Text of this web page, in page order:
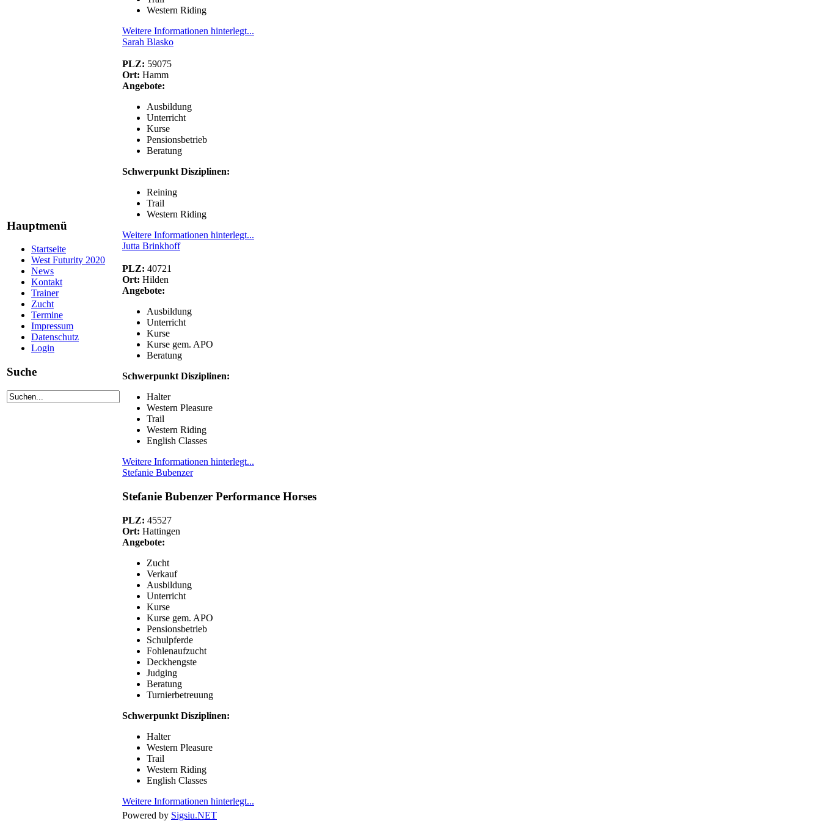
Hauptmenü
Startseite
West Futurity 2020
News
Kontakt
Trainer
Zucht
Termine
Impressum
Datenschutz
Login
Suche
Western Riding
Weitere Informationen hinterlegt...
Sarah Blasko
PLZ: 59075
Ort: Hamm
Angebote:
Ausbildung
Unterricht
Kurse
Pensionsbetrieb
Beratung
Schwerpunkt Disziplinen:
Reining
Trail
Western Riding
Weitere Informationen hinterlegt...
Jutta Brinkhoff
PLZ: 40721
Ort: Hilden
Angebote:
Ausbildung
Unterricht
Kurse
Kurse gem. APO
Beratung
Schwerpunkt Disziplinen:
Halter
Western Pleasure
Trail
Western Riding
English Classes
Weitere Informationen hinterlegt...
Stefanie Bubenzer
Stefanie Bubenzer Performance Horses
PLZ: 45527
Ort: Hattingen
Angebote:
Zucht
Verkauf
Ausbildung
Unterricht
Kurse
Kurse gem. APO
Pensionsbetrieb
Schulpferde
Fohlenaufzucht
Deckhengste
Judging
Beratung
Turnierbetreuung
Schwerpunkt Disziplinen:
Halter
Western Pleasure
Trail
Western Riding
English Classes
Weitere Informationen hinterlegt...
Powered by Sigsiu.NET